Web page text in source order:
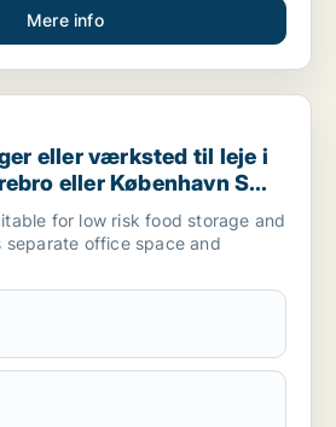
Mere info
værksted til leje i Nordhavn,
eller værksted til leje i
eller København S
for low risk food storage and
separate office space and